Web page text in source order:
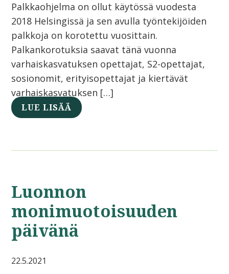
Palkkaohjelma on ollut käytössä vuodesta
2018 Helsingissä ja sen avulla työntekijöiden
palkkoja on korotettu vuosittain.
Palkankorotuksia saavat tänä vuonna
varhaiskasvatuksen opettajat, S2-opettajat,
sosionomit, erityisopettajat ja kiertävät
varhaiskasvatuksen […]
LUE LISÄÄ
Luonnon
monimuotoisuuden
päivänä
22.5.2021